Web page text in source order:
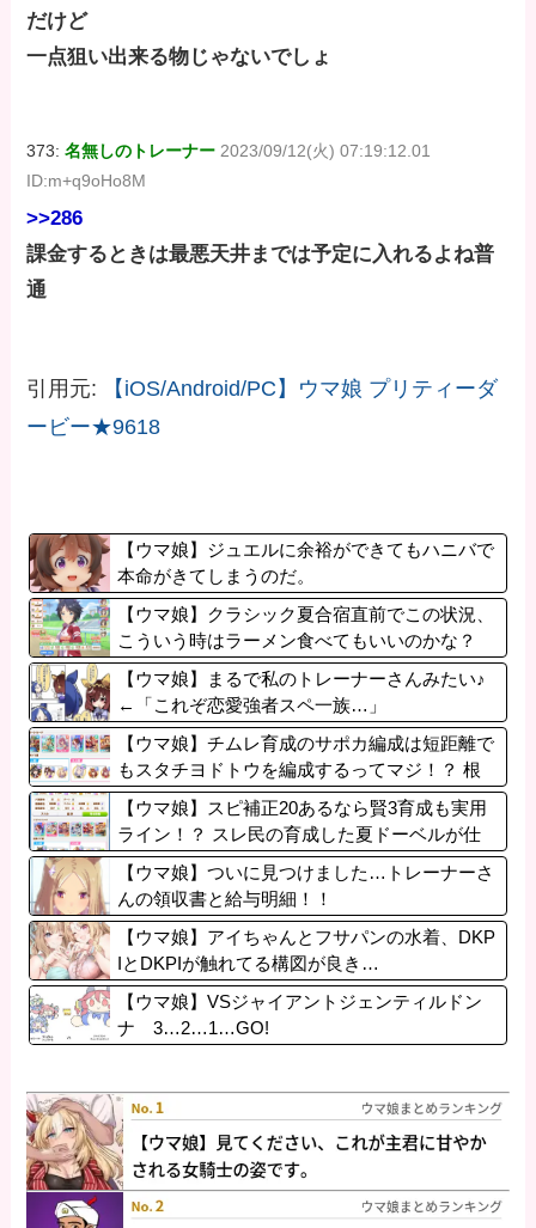
だけど
一点狙い出来る物じゃないでしょ
373:名無しのトレーナー 2023/09/12(火) 07:19:12.01
ID:m+q9oHo8M
>>286
課金するときは最悪天井までは予定に入れるよね普
通
引用元:
【iOS/Android/PC】ウマ娘 プリティーダ
ービー★9618
【ウマ娘】ジュエルに余裕ができてもハニバで
本命がきてしまうのだ。
【ウマ娘】クラシック夏合宿直前でこの状況、
こういう時はラーメン食べてもいいのかな？
【ウマ娘】まるで私のトレーナーさんみたい♪
←「これぞ恋愛強者スペ一族…」
【ウマ娘】チムレ育成のサポカ編成は短距離で
もスタチヨドトウを編成するってマジ！？ 根
性サポカを編成していた意味…
【ウマ娘】スピ補正20あるなら賢3育成も実用
ライン！？ スレ民の育成した夏ドーベルが仕
上がりつつある件
【ウマ娘】ついに見つけました…トレーナーさ
んの領収書と給与明細！！
【ウマ娘】アイちゃんとフサパンの水着、DKP
IとDKPIが触れてる構図が良き…
【ウマ娘】VSジャイアントジェンティルドン
ナ 3…2…1…GO!